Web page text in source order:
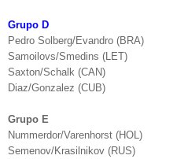
Grupo D
Pedro Solberg/Evandro (BRA)
Samoilovs/Smedins (LET)
Saxton/Schalk (CAN)
Diaz/Gonzalez (CUB)
Grupo E
Nummerdor/Varenhorst (HOL)
Semenov/Krasilnikov (RUS)